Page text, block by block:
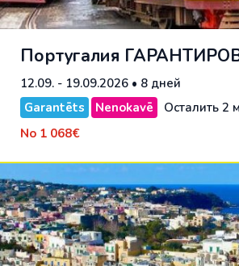
Португалия
12.09. - 19.09.2026 • 8 дней
Garantēts
Nenokavē
Осталить 2
No 1 068€